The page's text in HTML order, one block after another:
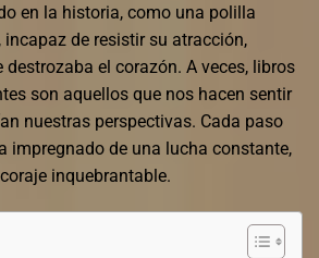
en la historia, como una polilla
de resistir su atracción,
el corazón. A veces, libros
son aquellos que nos hacen sentir
nuestras perspectivas. Cada paso
impregnado de una lucha constante,
inquebrantable.